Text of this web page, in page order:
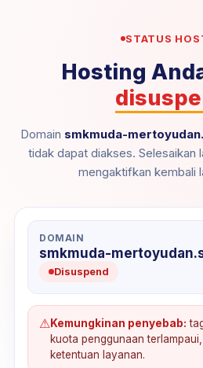
STATUS
Hosting
Domain smkmuda-
tidak dapat diakses. Selesaikan
mengaktifkan kembali
DOMAIN
smkmuda-
Disuspend
⚠Kemungkinan penyebab:
kuota penggunaan
ketentuan layanan.